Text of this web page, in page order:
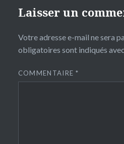
Laisser un
Votre adresse e-mail ne sera
obligatoires sont indiqués avec
COMMENTAIRE*